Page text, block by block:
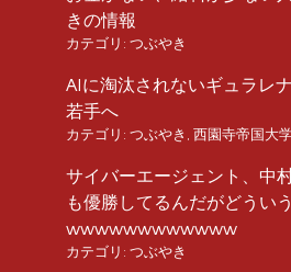
きの情報
カテゴリ: つぶやき
AIに淘汰されないギュラレ
若手へ
カテゴリ: つぶやき , 西園寺帝国大
サイバーエージェント、中
も優勝してるんだがどうい
wwwwwwwwwwww
カテゴリ: つぶやき